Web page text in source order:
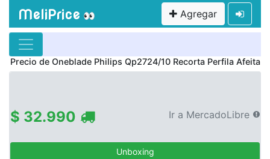
MeliPrice 👀 Agregar
Precio de Oneblade Philips Qp2724/10 Recorta Perfila Afeita
$ 32.990 Ir a MercadoLibre
Unboxing